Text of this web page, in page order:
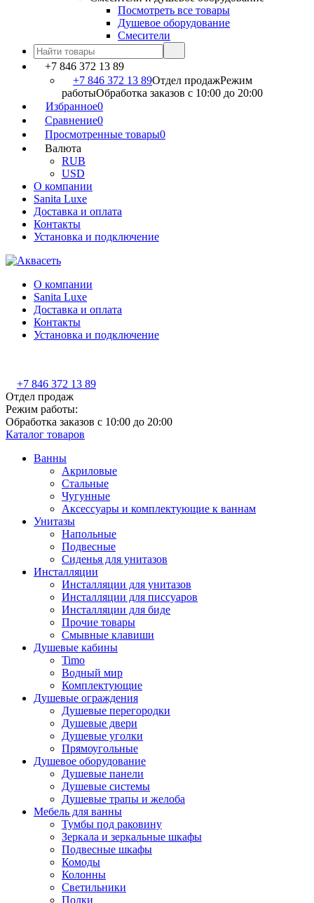
Посмотреть все товары
Душевое оборудование
Смесители
+7 846 372 13 89
+7 846 372 13 89Отдел продажРежим
работыОбработка заказов с 10:00 до 20:00
Избранное0
Сравнение0
Просмотренные товары0
Валюта
RUB
USD
О компании
Sanita Luxe
Доставка и оплата
Контакты
Установка и подключение
О компании
Sanita Luxe
Доставка и оплата
Контакты
Установка и подключение
+7 846 372 13 89
Отдел продаж
Режим работы:
Обработка заказов с 10:00 до 20:00
Каталог товаров
Ванны
Акриловые
Стальные
Чугунные
Аксессуары и комплектующие к ваннам
Унитазы
Напольные
Подвесные
Сиденья для унитазов
Инсталляции
Инсталляции для унитазов
Инсталляции для писсуаров
Инсталляции для биде
Прочие товары
Смывные клавиши
Душевые кабины
Timo
Водный мир
Комплектующие
Душевые ограждения
Душевые перегородки
Душевые двери
Душевые уголки
Прямоугольные
Душевое оборудование
Душевые панели
Душевые системы
Душевые трапы и желоба
Мебель для ванны
Тумбы под раковину
Зеркала и зеркальные шкафы
Подвесные шкафы
Комоды
Колонны
Светильники
Полки